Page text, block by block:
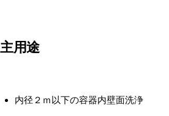
主用途
内径２ｍ以下の容器内壁面洗浄